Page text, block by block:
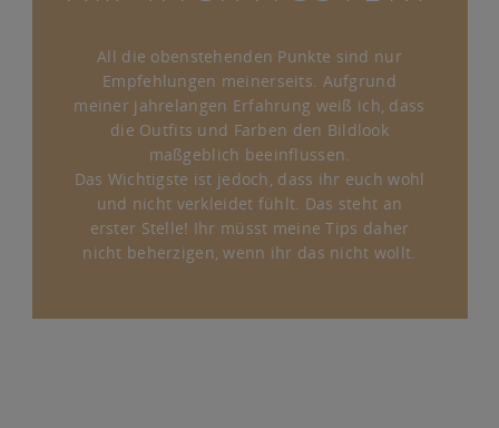
All die obenstehenden Punkte sind nur
Empfehlungen meinerseits. Aufgrund
meiner jahrelangen Erfahrung weiß ich, dass
die Outfits und Farben den Bildlook
maßgeblich beeinflussen.
Das Wichtigste ist jedoch, dass ihr euch wohl
und nicht verkleidet fühlt. Das steht an
erster Stelle! Ihr müsst meine Tips daher
nicht beherzigen, wenn ihr das nicht wollt.